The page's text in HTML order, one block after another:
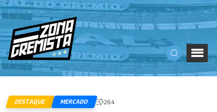
DESTAQUE MERCADO 264